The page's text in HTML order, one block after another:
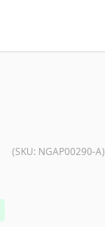
(SKU: NGAP00290-A)